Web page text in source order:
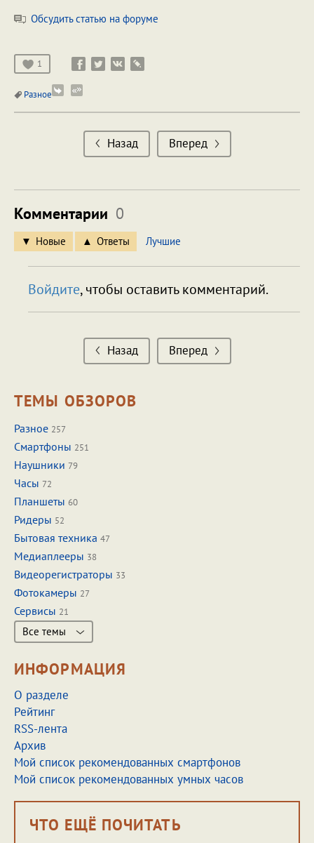
Обсудить статью на форуме
1
Разное
Назад Вперед
Комментарии 0
Новые Ответы Лучшие
Войдите, чтобы оставить комментарий.
Назад Вперед
ТЕМЫ ОБЗОРОВ
Разное 257
Смартфоны 251
Наушники 79
Часы 72
Планшеты 60
Ридеры 52
Бытовая техника 47
Медиаплееры 38
Видеорегистраторы 33
Фотокамеры 27
Сервисы 21
Все темы
ИНФОРМАЦИЯ
О разделе
Рейтинг
RSS-лента
Архив
Мой список рекомендованных смартфонов
Мой список рекомендованных умных часов
ЧТО ЕЩЁ ПОЧИТАТЬ